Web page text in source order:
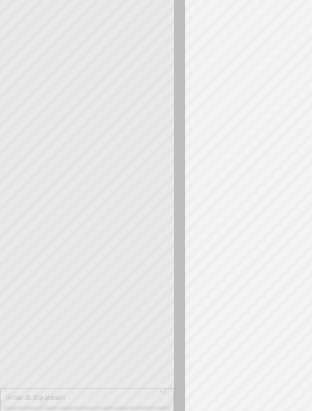
Grado de Separación ››